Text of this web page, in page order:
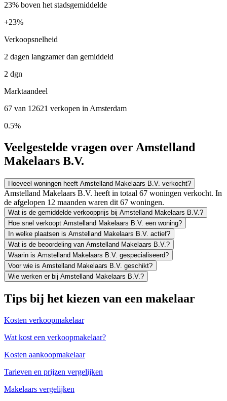
23% boven het stadsgemiddelde
+23%
Verkoopsnelheid
2 dagen langzamer dan gemiddeld
2 dgn
Marktaandeel
67 van 12621 verkopen in Amsterdam
0.5%
Veelgestelde vragen over Amstelland
Makelaars B.V.
Hoeveel woningen heeft Amstelland Makelaars B.V. verkocht?
Amstelland Makelaars B.V. heeft in totaal 67 woningen verkocht. In
de afgelopen 12 maanden waren dit 67 woningen.
Wat is de gemiddelde verkoopprijs bij Amstelland Makelaars B.V.?
Hoe snel verkoopt Amstelland Makelaars B.V. een woning?
In welke plaatsen is Amstelland Makelaars B.V. actief?
Wat is de beoordeling van Amstelland Makelaars B.V.?
Waarin is Amstelland Makelaars B.V. gespecialiseerd?
Voor wie is Amstelland Makelaars B.V. geschikt?
Wie werken er bij Amstelland Makelaars B.V.?
Tips bij het kiezen van een makelaar
Kosten verkoopmakelaar
Wat kost een verkoopmakelaar?
Kosten aankoopmakelaar
Tarieven en prijzen vergelijken
Makelaars vergelijken